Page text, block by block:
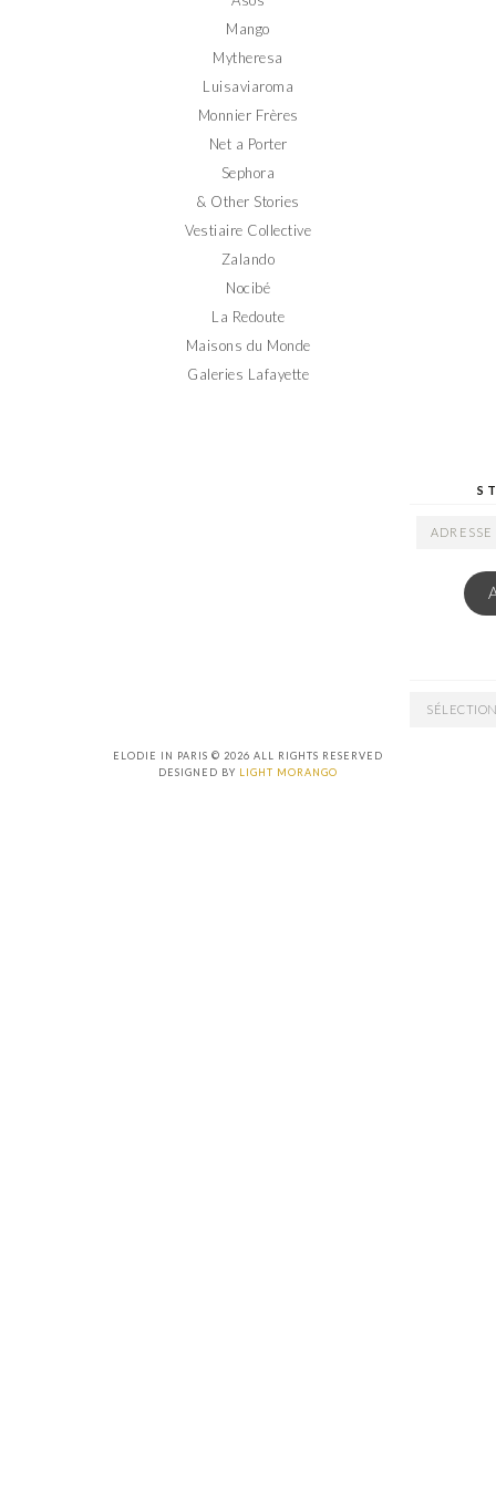
Mango
Mytheresa
Luisaviaroma
Monnier Frères
Net a Porter
Sephora
& Other Stories
Vestiaire Collective
Zalando
Nocibé
La Redoute
Maisons du Monde
Galeries Lafayette
ADRESSE
ARCHIVES
ELODIE IN PARIS © 2026 ALL RIGHTS RESERVED
DESIGNED BY LIGHT MORANGO